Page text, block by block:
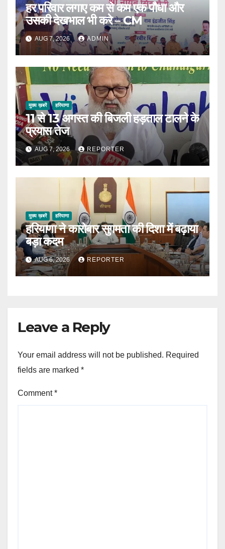
हर परिवार लगाए कम से कम एक पौधा और
उसकी देखभाल भी करे – CM
AUG 7, 2026 ADMIN
मुख्य ख़बरें हरियाणा
11 से 13 अगस्त की बिजली हड़ताल टालने के
प्रयास तेज
AUG 7, 2026 REPORTER
मुख्य ख़बरें हरियाणा
हरियाणा ने कारोबार सुगमता की दिशा में बढ़ाया
बड़ा कदम
AUG 6, 2026 REPORTER
Leave a Reply
Your email address will not be published. Required
fields are marked *
Comment*